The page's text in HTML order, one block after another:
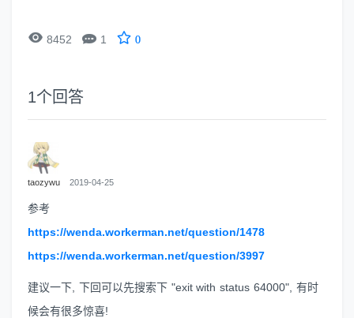
 8452  1 0
1个回答
taozywu 2019-04-25
参考
https://wenda.workerman.net/question/1478
https://wenda.workerman.net/question/3997
建议一下, 下回可以先搜索下 "exit with status 64000", 有时
候会有很多惊喜!